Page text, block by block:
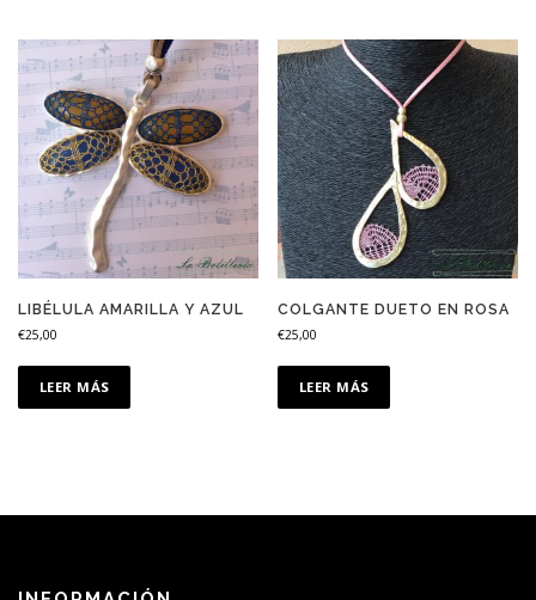
LIBÉLULA AMARILLA Y AZUL
€25,00
LEER MÁS
COLGANTE DUETO EN ROSA
€25,00
LEER MÁS